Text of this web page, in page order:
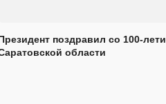
поздравил со 100-
области